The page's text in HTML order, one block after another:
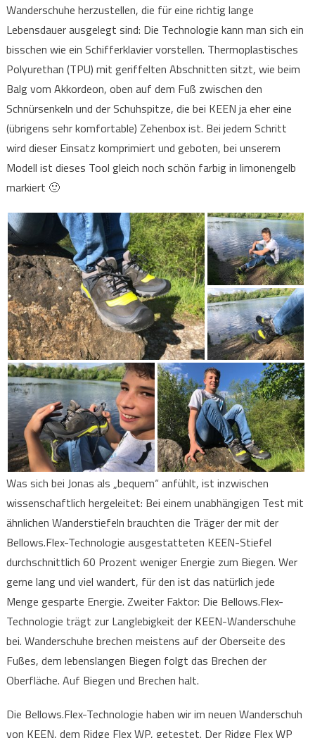
Wanderschuhe herzustellen, die für eine richtig lange
Lebensdauer ausgelegt sind: Die Technologie kann man sich ein
bisschen wie ein Schifferklavier vorstellen. Thermoplastisches
Polyurethan (TPU) mit geriffelten Abschnitten sitzt, wie beim
Balg vom Akkordeon, oben auf dem Fuß zwischen den
Schnürsenkeln und der Schuhspitze, die bei KEEN ja eher eine
(übrigens sehr komfortable) Zehenbox ist. Bei jedem Schritt
wird dieser Einsatz komprimiert und geboten, bei unserem
Modell ist dieses Tool gleich noch schön farbig in limonengelb
markiert 🙂
Was sich bei Jonas als „bequem“ anfühlt, ist inzwischen
wissenschaftlich hergeleitet: Bei einem unabhängigen Test mit
ähnlichen Wanderstiefeln brauchten die Träger der mit der
Bellows.Flex-Technologie ausgestatteten KEEN-Stiefel
durchschnittlich 60 Prozent weniger Energie zum Biegen. Wer
gerne lang und viel wandert, für den ist das natürlich jede
Menge gesparte Energie. Zweiter Faktor: Die Bellows.Flex-
Technologie trägt zur Langlebigkeit der KEEN-Wanderschuhe
bei. Wanderschuhe brechen meistens auf der Oberseite des
Fußes, dem lebenslangen Biegen folgt das Brechen der
Oberfläche. Auf Biegen und Brechen halt.
Die Bellows.Flex-Technologie haben wir im neuen Wanderschuh
von KEEN, dem Ridge Flex WP, getestet. Der Ridge Flex WP